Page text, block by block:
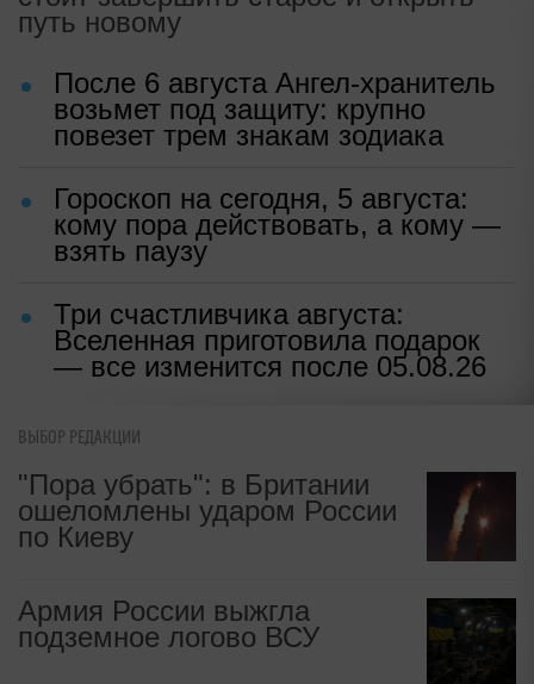
путь новому
После 6 августа Ангел-хранитель
возьмет под защиту: крупно
повезет трем знакам зодиака
Гороскоп на сегодня, 5 августа:
кому пора действовать, а кому —
взять паузу
Три счастливчика августа:
Вселенная приготовила подарок
— все изменится после 05.08.26
ВЫБОР РЕДАКЦИИ
"Пора убрать": в Британии
ошеломлены ударом России
по Киеву
Армия России выжгла
подземное логово ВСУ